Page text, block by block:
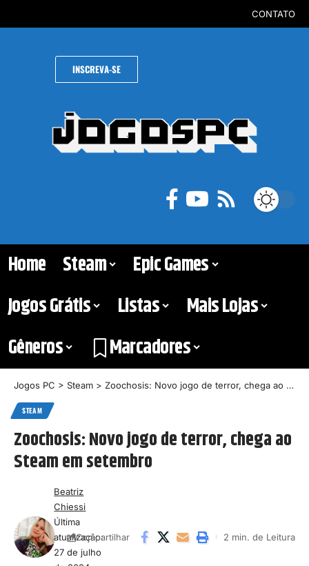
CONTATO
INSCREVA-SE
Home Steam
Epic Games
Jogos Grátis
Listas
Mais Lojas
Gêneros
Marcadores
Jogos PC > Steam > Zoochosis: Novo jogo de terror, chega ao Steam em setembro
STEAM
Zoochosis: Novo jogo de terror, chega ao
Steam em setembro
Última
atualização:
27 de julho
Beatriz
Chiessi
Compartilhar 2 min. de Leitura